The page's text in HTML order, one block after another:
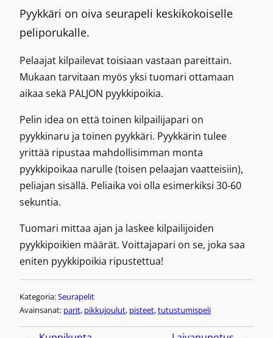
Pyykkäri on oiva seurapeli keskikokoiselle
peliporukalle.
Pelaajat kilpailevat toisiaan vastaan pareittain.
Mukaan tarvitaan myös yksi tuomari ottamaan
aikaa sekä PALJON pyykkipoikia.
Pelin idea on että toinen kilpailijapari on
pyykkinaru ja toinen pyykkäri. Pyykkärin tulee
yrittää ripustaa mahdollisimman monta
pyykkipoikaa narulle (toisen pelaajan vaatteisiin),
peliajan sisällä. Peliaika voi olla esimerkiksi 30-60
sekuntia.
Tuomari mittaa ajan ja laskee kilpailijoiden
pyykkipoikien määrät. Voittajapari on se, joka saa
eniten pyykkipoikia ripustettua!
Kategoria:Seurapelit
Avainsanat: parit, pikkujoulut, pisteet, tutustumispeli